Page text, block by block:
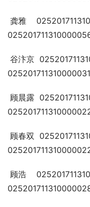
龚雅
谷汴京
顾晨露
顾春双
顾浩